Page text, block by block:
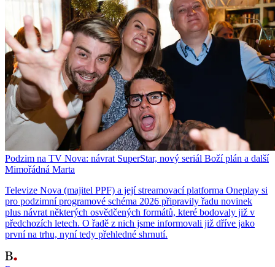
Podzim na TV Nova: návrat SuperStar, nový seriál Boží plán a další
Mimořádná Marta
Televize Nova (majitel PPF) a její streamovací platforma Oneplay si
pro podzimní programové schéma 2026 připravily řadu novinek
plus návrat některých osvědčených formátů, které bodovaly již v
předchozích letech. O řadě z nich jsme informovali již dříve jako
první na trhu, nyní tedy přehledné shrnutí.